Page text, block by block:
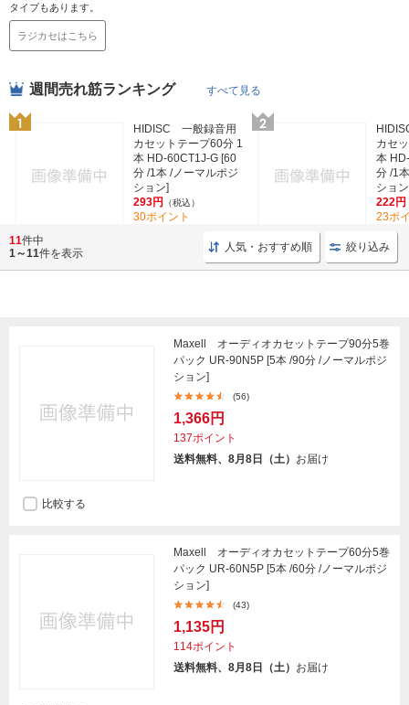
タイプもあります。
ラジカセはこちら
週間売れ筋ランキング すべて見る
HIDISC 一般録音用
カセットテープ60分 1
本 HD-60CT1J-G [60
分 /1本 /ノーマルポジ
ション]
293円
（税込）
30ポイント
カセ
本
分 /1
ショ
222円
23ポ
11件中
1～11件を表示 人気・おすすめ順 絞り込み
Maxell オーディオカセットテープ90分5巻
パック UR-90N5P [5本 /90分 /ノーマルポジ
ション]
(56)
1,366円
137ポイント
送料無料、8月8日（土） お届け
比較する
Maxell オーディオカセットテープ60分5巻
パック UR-60N5P [5本 /60分 /ノーマルポジ
ション]
(43)
1,135円
114ポイント
送料無料、8月8日（土） お届け